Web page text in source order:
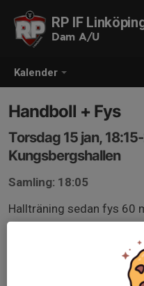
Kalender
RP IF
Dam A/U
Handboll + Fys
Torsdag 15 jan,
Kungsbergshallen
Samling: 18:05
Hallträning sedan fys 60